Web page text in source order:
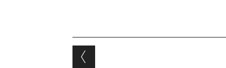
Post navigation